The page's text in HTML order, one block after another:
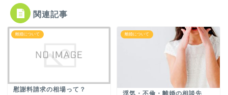
関連記事
離婚について
慰謝料請求の相場って？
離婚について
浮気・不倫・離婚の相談先